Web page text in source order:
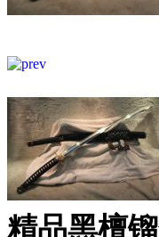
精品黑檀